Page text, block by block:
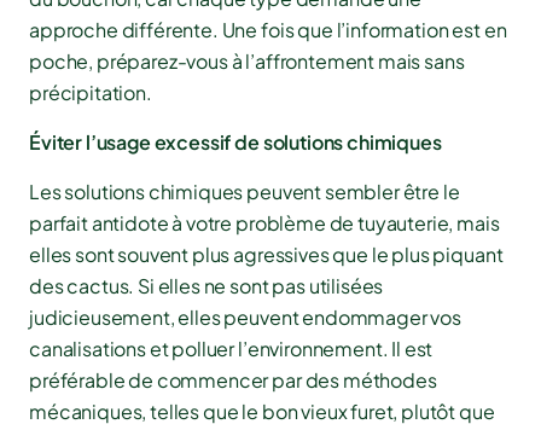
approche différente. Une fois que l’information est en
poche, préparez-vous à l’affrontement mais sans
précipitation.
Éviter l’usage excessif de solutions chimiques
Les solutions chimiques peuvent sembler être le
parfait antidote à votre problème de tuyauterie, mais
elles sont souvent plus agressives que le plus piquant
des cactus. Si elles ne sont pas utilisées
judicieusement, elles peuvent endommager vos
canalisations et polluer l’environnement. Il est
préférable de commencer par des méthodes
mécaniques, telles que le bon vieux furet, plutôt que